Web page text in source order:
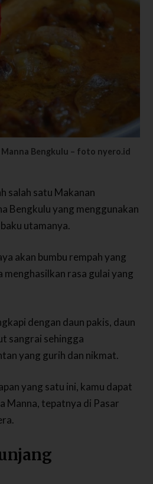
Manna Bengkulu – foto nyero.id
salah satu Makanan
Bengkulu yang menggunakan
utamanya.
akan bumbu rempah yang
menghasilkan rasa gulai yang
dengan daun pakis, daun
sangrai sehingga
yang gurih dan nikmat.
yang satu ini, kamu dapat
Manna, tepatnya di Pasar